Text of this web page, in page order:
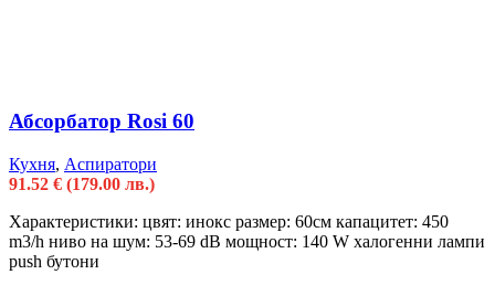
Абсорбатор Rosi 60
Кухня, Аспиратори
91.52 € (179.00 лв.)
Характеристики: цвят: инокс размер: 60см капацитет: 450
m3/h ниво на шум: 53-69 dB мощност: 140 W халогенни лампи
push бутони